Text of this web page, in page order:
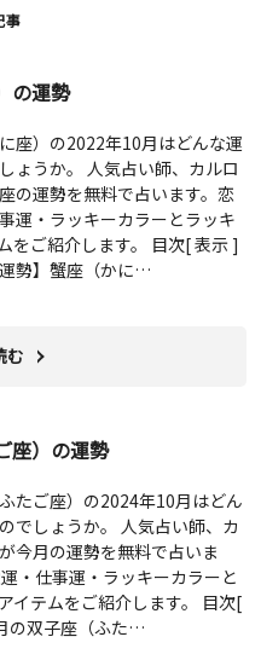
事
の運勢
座）の2022年10月はどんな運
ょうか。 人気占い師、カルロ
の運勢を無料で占います。恋
運・ラッキーカラーとラッキ
をご紹介します。 目次[ 表示 ]
運勢】蟹座（かに…
む
座）の運勢
たご座）の2024年10月はどん
でしょうか。 人気占い師、カ
今月の運勢を無料で占いま
・仕事運・ラッキーカラーと
イテムをご紹介します。 目次[
の双子座（ふた…